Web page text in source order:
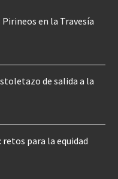
en la Travesía
de salida a la
retos para la equidad